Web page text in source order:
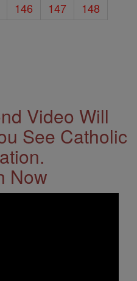
146 147
148
Video Will
See Catholic
Now